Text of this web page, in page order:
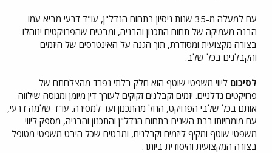
עם למעלה מ-35 שנות ניסיון בתחום הנדל"ן, עו"ד דרעי מביא עמו
הבנה מעמיקה של תחום התכנון והבניה, ומבטיח שהפרויקטים ינוהלו
בצורה מקצועית ומסודרת, תוך הגנה על האינטרסים של היזמים
והקבלנים בכל שלב.
לסיכום ליווי משפטי שוטף הוא חלק בלתי נפרד מהצלחתם של
פרויקטים נדלניים. יזמים וקבלנים זקוקים לעורך דין מיומן ומנוסה שילווה
אותם בכל שלבי הפרויקט, החל מהתכנון ועד למסירה. עו"ד שלמה דרעי,
עם מומחיותו רבת השנים בתחום הנדל"ן והתכנון והבניה, מספק ליווי
משפטי שוטף ומקיף ליזמים וקבלנים, ומבטיח שכל היבט משפטי מטופל
בצורה המקצועית והיסודית ביותר.